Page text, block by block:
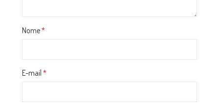
Nome*
E-mail *